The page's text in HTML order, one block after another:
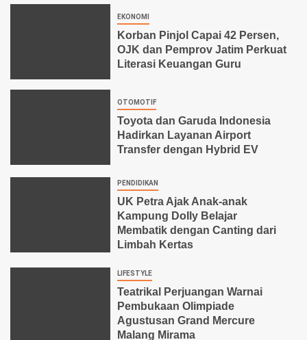
EKONOMI
Korban Pinjol Capai 42 Persen,
OJK dan Pemprov Jatim Perkuat
Literasi Keuangan Guru
OTOMOTIF
Toyota dan Garuda Indonesia
Hadirkan Layanan Airport
Transfer dengan Hybrid EV
PENDIDIKAN
UK Petra Ajak Anak-anak
Kampung Dolly Belajar
Membatik dengan Canting dari
Limbah Kertas
LIFESTYLE
Teatrikal Perjuangan Warnai
Pembukaan Olimpiade
Agustusan Grand Mercure
Malang Mirama